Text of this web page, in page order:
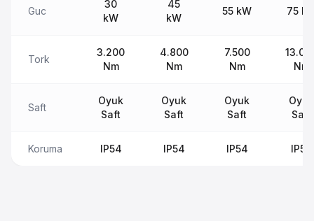
Guc
30
kW
45
kW
55 kW 75
Tork
3.200
Nm
4.800
Nm
7.500
Nm
Nm
Saft
Oyuk
Saft
Oyuk
Saft
Oyuk
Saft
Oyuk
Saft
Koruma IP54 IP54 IP54 IP54